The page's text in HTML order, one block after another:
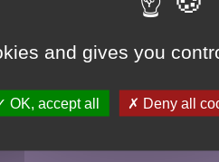
and gives you
OK, accept all Deny all